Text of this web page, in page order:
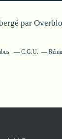
par
C.G.U.